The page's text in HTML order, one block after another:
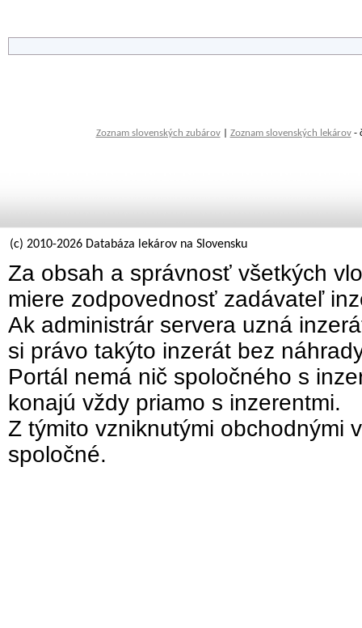
Zoznam slovenských zubárov| Zoznam slovenských lekárov-
(c) 2010-2026 Databáza lekárov na Slovensku
Za obsah a správnosť všetkých
miere zodpovednosť zadávateľ
Ak administrár servera uzná
si právo takýto inzerát bez
Portál nemá nič spoločného s
konajú vždy priamo s inzerentmi.
Z týmito vzniknutými obchodnými
spoločné.